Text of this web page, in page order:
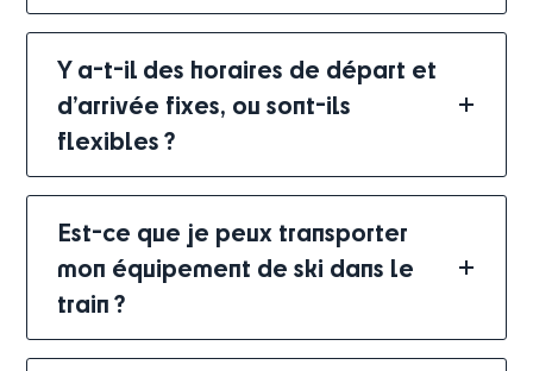
Y a-t-il des horaires de départ et
d’arrivée fixes, ou sont-ils
flexibles ?
Est-ce que je peux transporter
mon équipement de ski dans le
train ?